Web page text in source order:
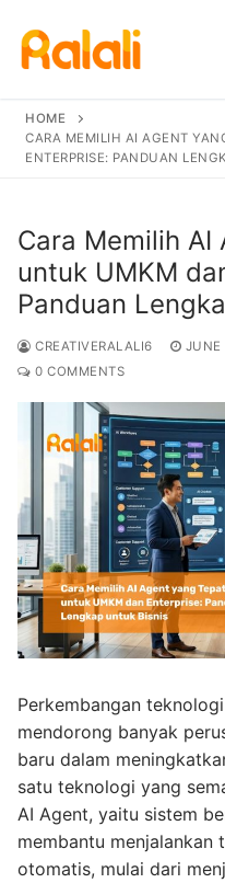
content
HOME
CARA MEMILIH AI AGENT
ENTERPRISE: PANDUAN
Cara Memilih AI
untuk UMKM
Panduan
CREATIVERALALI6
0 COMMENTS
Perkembangan
mendorong banyak
baru dalam
satu teknologi yang
AI Agent, yaitu sistem
membantu menjalankan
otomatis, mulai dari